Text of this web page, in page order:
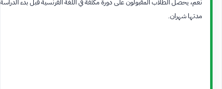
مدتها شهران.